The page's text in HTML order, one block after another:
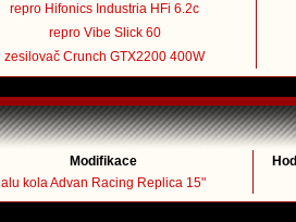
repro Hifonics Industria HFi 6.2c
repro Vibe Slick 60
zesilovač Crunch GTX2200 400W
Modifikace
alu kola Advan Racing Replica 15"